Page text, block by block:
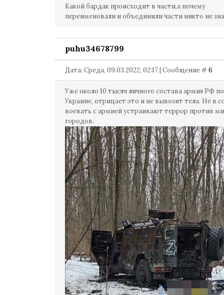
Какой бардак происходит в части,а почему
переименовали и объединили части никто не
puhu34678799
Дата: Среда, 09.03.2022, 02:17 | Сообщение #6
Уже около 10 тысяч личного состава армия РФ
Украине, отрицает это и не вывозит тела. Не в
воевать с армией устраивают террор против
городов.